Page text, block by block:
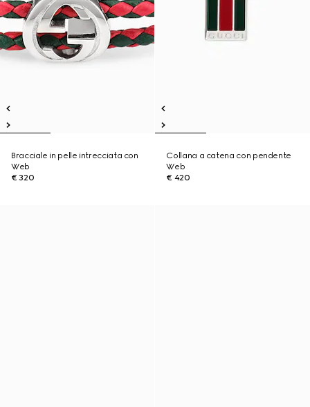
Bracciale in pelle intrecciata con
Web
€ 320
Collana a catena con pendente
Web
€ 420